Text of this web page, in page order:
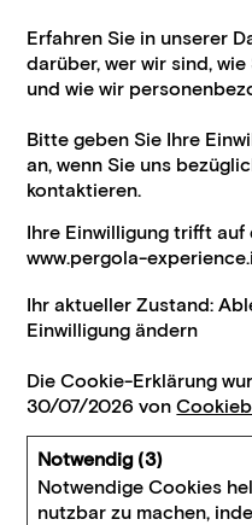
Erfahren Sie in unserer
darüber, wer wir sind,
und wie wir
Bitte geben Sie Ihre
an, wenn Sie uns
kontaktieren.
Ihre Einwilligung trifft auf
www.pergola-
Ihr aktueller Zustand:
Einwilligung ändern
Die Cookie-Erklärung
30/07/2026 von
Notwendig (3)
Notwendige Cookies
nutzbar zu machen,